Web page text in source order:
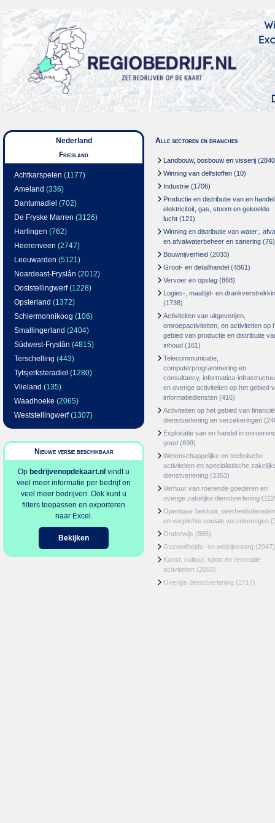
Nederland
Friesland
Achtkarspelen (1177)
Ameland (336)
Dantumadiel (702)
De Fryske Marren (3126)
Harlingen (762)
Heerenveen (2747)
Leeuwarden (5121)
Noardeast-Fryslân (2012)
Ooststellingwerf(1228)
Opsterland (1372)
Schiermonnikoog (106)
Smallingerland (2404)
Súdwest-Fryslân (4815)
Terschelling (443)
Tytsjerksteradiel (1280)
Vlieland (135)
Waadhoeke (2065)
Weststellingwerf(1307)
Nieuwe versie beschikbaar
Op bedrijvenopdekaart.nl vindt u
veel meer informatie per bedrijf en
veel meer bedrijven. Ook kunt u
filters toepassen en exporteren
naar Excel.
Bekijken
Alle sectoren en branches
Landbouw, bosbouw en visserij
Winning van delfstoffen (10)
Industrie (1706)
Productie en distributie van en
elektriciteit, gas, stoom en gekoelde
lucht (121)
Winning en distributie van water;,
en afvalwaterbeheer en sanering (76)
Bouwnijverheid (2033)
Groot- en detailhandel (4861)
Vervoer en opslag (868)
Logies-, maaltijd- en
(1738)
Activiteiten van uitgeverijen,
omroepactiviteiten, en activiteiten op
gebied van productie en distributie
inhoud (161)
Telecommunicatie,
computerprogrammering en
consultancy, informatica-
en overige activiteiten op het gebied
informatiediensten (416)
Activiteiten op het gebied van
dienstverlening en verzekeringen
Exploitatie van en handel in
goed (699)
Wetenschappelijke en technische
activiteiten en specialistische
dienstverlening (3353)
Verhuur van roerende goederen en
overige zakelijke dienstverlening
Openbaar bestuur, overheidsdiensten
en verplichte sociale verzekeringen
Onderwijs (886)
Gezondheids- en welzijnszorg (2947)
Kunst, cultuur, sport en recreatie-
activiteiten (2060)
Overige dienstverlening (2717)